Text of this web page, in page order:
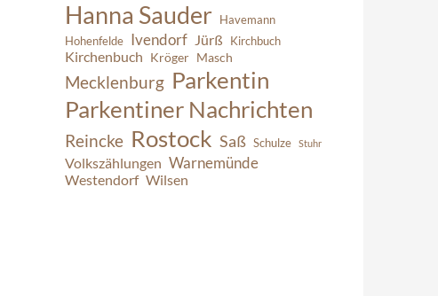
Hanna Sauder
Havemann
Hohenfelde Ivendorf Jürß Kirchbuch
Kirchenbuch Kröger Masch
Mecklenburg Parkentin
Parkentiner Nachrichten
Reincke Rostock Saß Schulze Stuhr
Volkszählungen Warnemünde
Westendorf Wilsen